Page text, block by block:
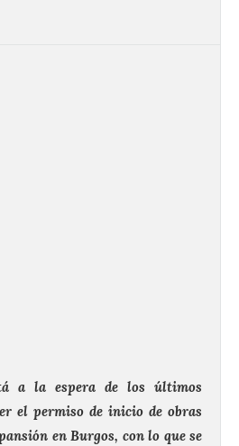
a la espera de los últimos
el permiso de inicio de obras
en Burgos, con lo que se